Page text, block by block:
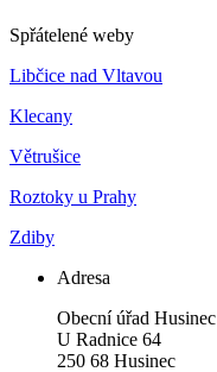
Spřátelené weby
Libčice nad Vltavou
Klecany
Větrušice
Roztoky u Prahy
Zdiby
Adresa
Obecní úřad Husinec
U Radnice 64
250 68 Husinec